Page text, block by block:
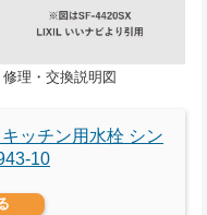
理・交換説明図
ッチン用水栓 シン
10